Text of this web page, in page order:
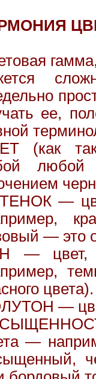
ее,
(как
—
— это
— цвет,
цвета).
—
—